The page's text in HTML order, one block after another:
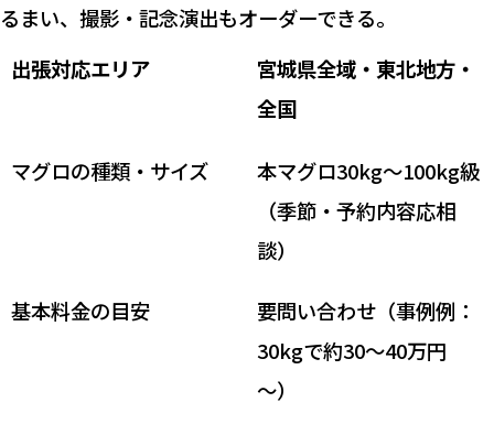
るまい、撮影・記念演出もオーダーできる。
出張対応エリア
宮城県全域・東北地方・
全国
マグロの種類・サイズ
本マグロ30kg～100kg級
（季節・予約内容応相
談）
基本料金の目安
要問い合わせ（事例例：
30kgで約30～40万円
～）